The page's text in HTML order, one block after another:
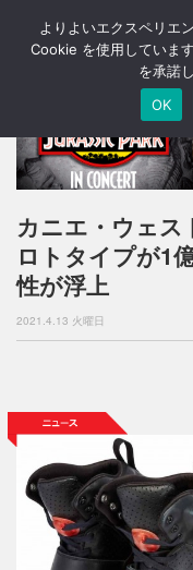
カニエ・ウェス
ロトタイプが1
性が浮上
2021.4.13 火曜日
よりよいエクスペリエ
Cookie を使用していま
を承諾
OK